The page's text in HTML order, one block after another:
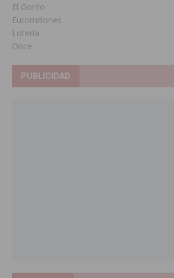
El Gordo
Euromillones
Loteria
Once
PUBLICIDAD